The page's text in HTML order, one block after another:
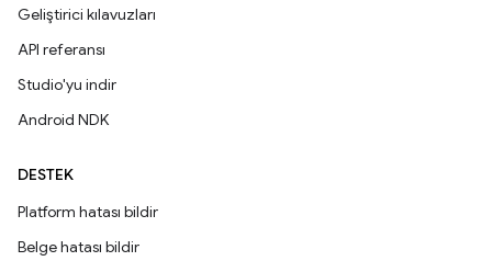
Geliştirici kılavuzları
API referansı
Studio'yu indir
Android NDK
DESTEK
Platform hatası bildir
Belge hatası bildir